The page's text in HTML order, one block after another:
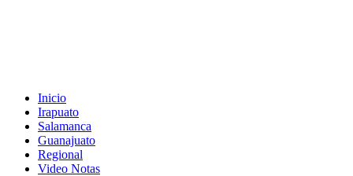
Inicio
Irapuato
Salamanca
Guanajuato
Regional
Video Notas